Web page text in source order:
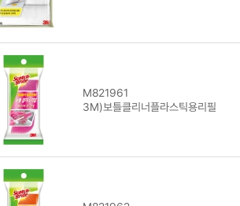
M821961
3M)보틀클리너플라스틱용리필